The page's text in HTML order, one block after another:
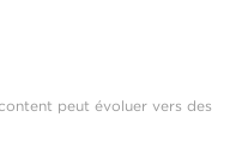
peut évoluer vers des